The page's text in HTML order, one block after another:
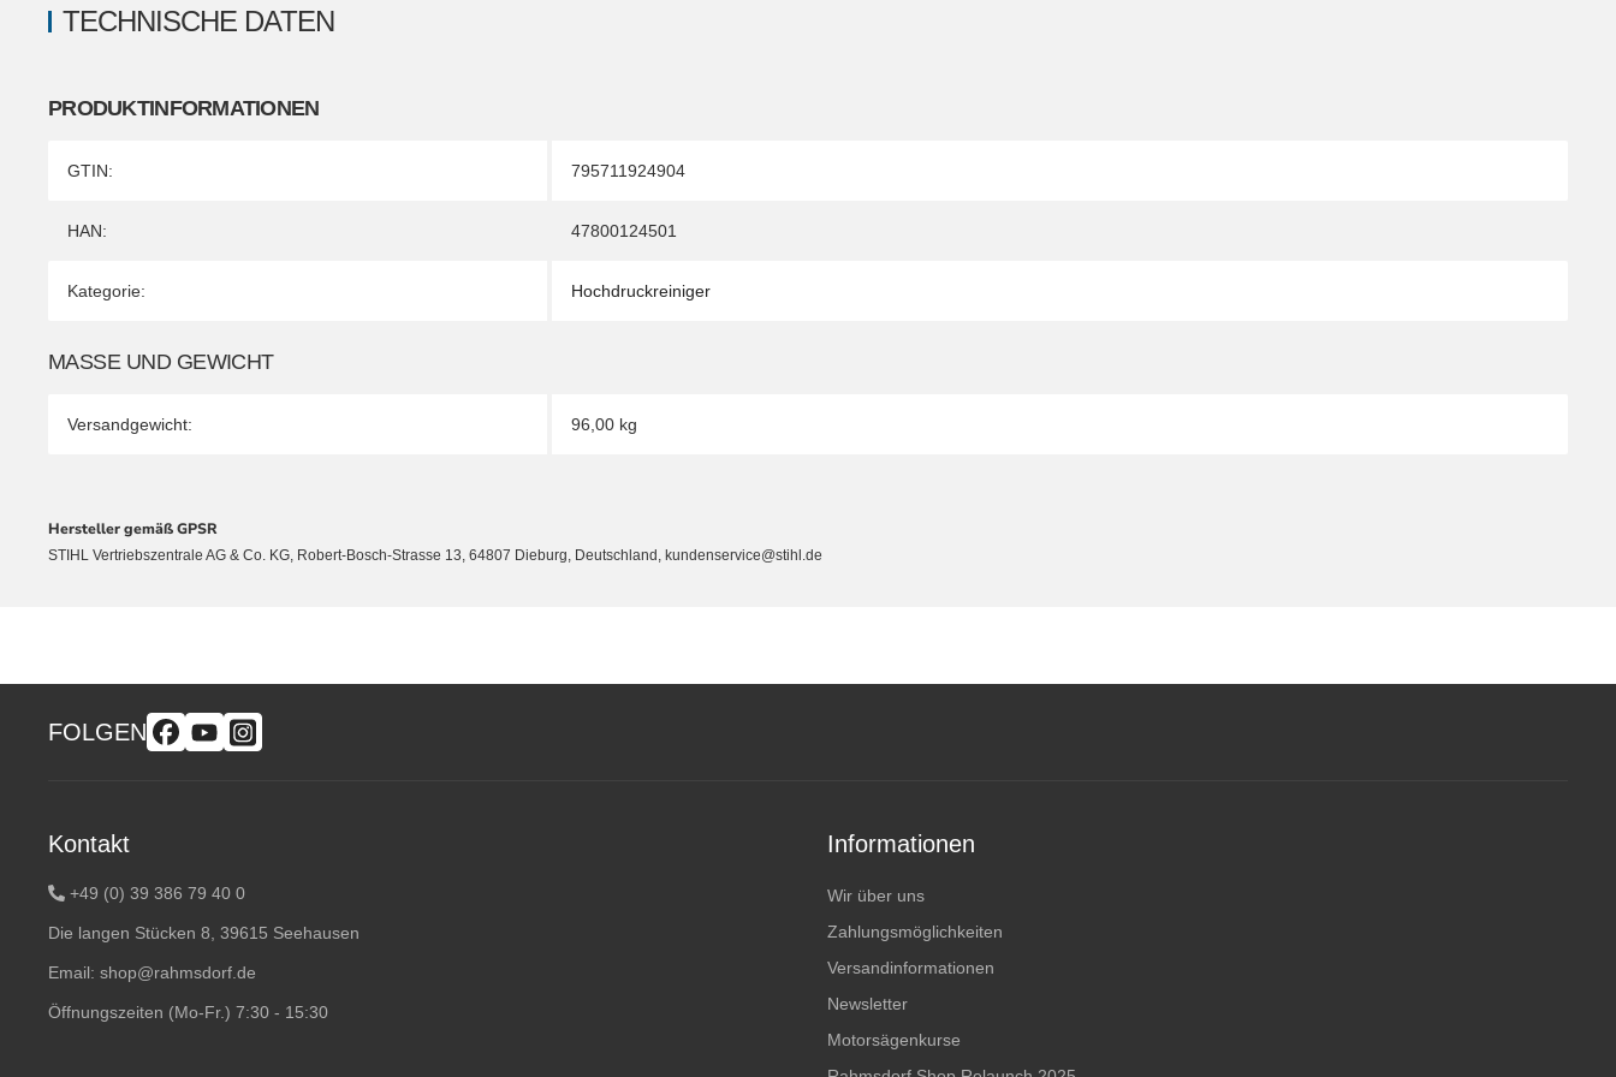
TECHNISCHE DATEN
PRODUKTINFORMATIONEN
Produkteigenschaft
Wert
GTIN: 795711924904
HAN: 47800124501
Kategorie: Hochdruckreiniger
MASSE UND GEWICHT
Versandgewicht: 96,00 kg
Hersteller gemäß GPSR
STIHL Vertriebszentrale AG & Co. KG, Robert-Bosch-Strasse 13, 64807 Dieburg, Deutschland, kundenservice@stihl.de
FOLGEN
Kontakt
+49 (0) 39 386 79 40 0
Die langen Stücken 8, 39615 Seehausen
Email: shop@rahmsdorf.de
Öffnungszeiten (Mo-Fr.) 7:30 - 15:30
Informationen
Wir über uns
Zahlungsmöglichkeiten
Versandinformationen
Newsletter
Motorsägenkurse